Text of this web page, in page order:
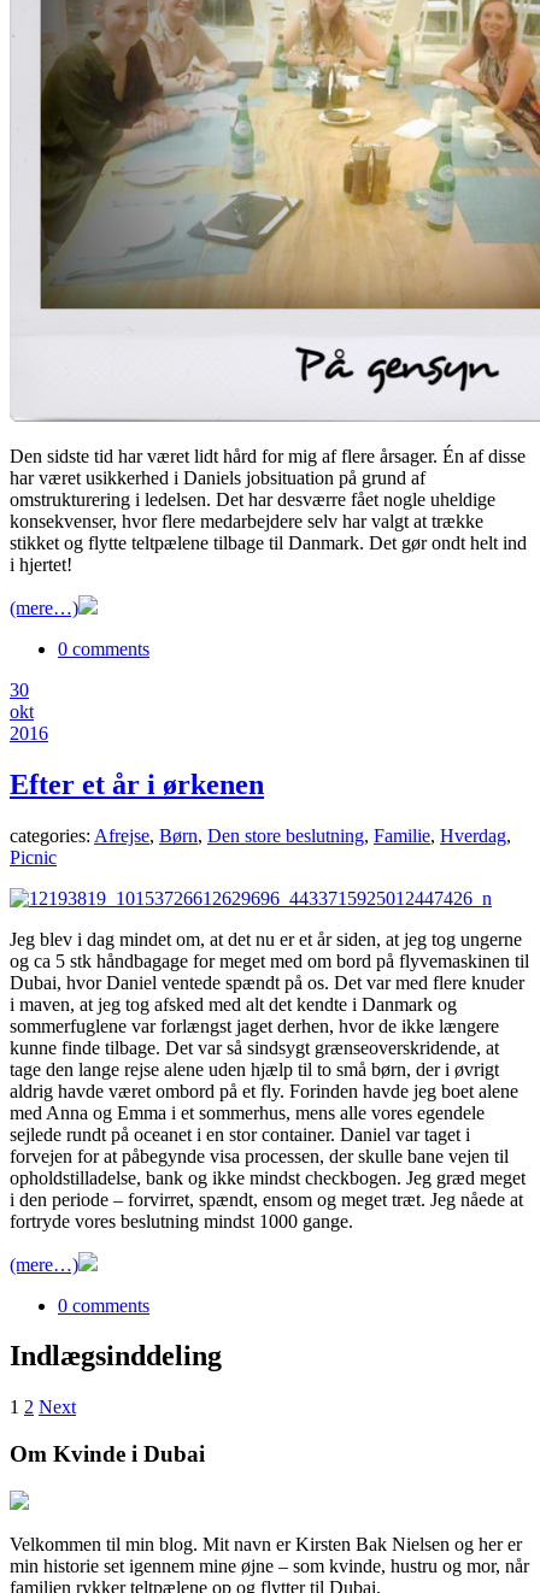
Den sidste tid har været lidt hård for mig af flere årsager. Én af disse
har været usikkerhed i Daniels jobsituation på grund af
omstrukturering i ledelsen. Det har desværre fået nogle uheldige
konsekvenser, hvor flere medarbejdere selv har valgt at trække
stikket og flytte teltpælene tilbage til Danmark. Det gør ondt helt ind
i hjertet!
(mere…)
0 comments
30
okt
2016
Efter et år i ørkenen
categories: Afrejse, Børn, Den store beslutning, Familie, Hverdag,
Picnic
Jeg blev i dag mindet om, at det nu er et år siden, at jeg tog ungerne
og ca 5 stk håndbagage for meget med om bord på flyvemaskinen til
Dubai, hvor Daniel ventede spændt på os. Det var med flere knuder
i maven, at jeg tog afsked med alt det kendte i Danmark og
sommerfuglene var forlængst jaget derhen, hvor de ikke længere
kunne finde tilbage. Det var så sindsygt grænseoverskridende, at
tage den lange rejse alene uden hjælp til to små børn, der i øvrigt
aldrig havde været ombord på et fly. Forinden havde jeg boet alene
med Anna og Emma i et sommerhus, mens alle vores egendele
sejlede rundt på oceanet i en stor container. Daniel var taget i
forvejen for at påbegynde visa processen, der skulle bane vejen til
opholdstilladelse, bank og ikke mindst checkbogen. Jeg græd meget
i den periode – forvirret, spændt, ensom og meget træt. Jeg nåede at
fortryde vores beslutning mindst 1000 gange.
(mere…)
0 comments
Indlægsinddeling
1 2 Next
Om Kvinde i Dubai
Velkommen til min blog. Mit navn er Kirsten Bak Nielsen og her er
min historie set igennem mine øjne – som kvinde, hustru og mor, når
familien rykker teltpælene op og flytter til Dubai.